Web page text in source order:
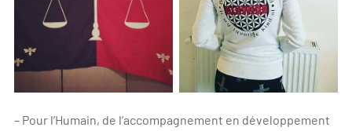
– Pour l’Humain, de l’accompagnement en développement